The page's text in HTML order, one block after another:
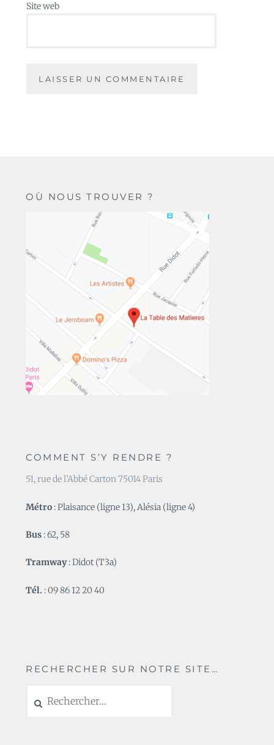
Site web
OÙ NOUS TROUVER ?
COMMENT S’Y RENDRE ?
51, rue de l’Abbé Carton 75014 Paris
Métro : Plaisance (ligne 13), Alésia (ligne 4)
Bus : 62, 58
Tramway: Didot (T3a)
Tél. : 09 86 12 20 40
RECHERCHER SUR NOTRE SITE…